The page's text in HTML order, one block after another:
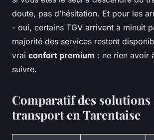
doute, pas d’hésitation. Et pour les
- oui, certains TGV arrivent à minuit
majorité des services restent
vrai confort premium : ne rien avoir
suivre.
Comparatif des solutions
transport en Tarentaise